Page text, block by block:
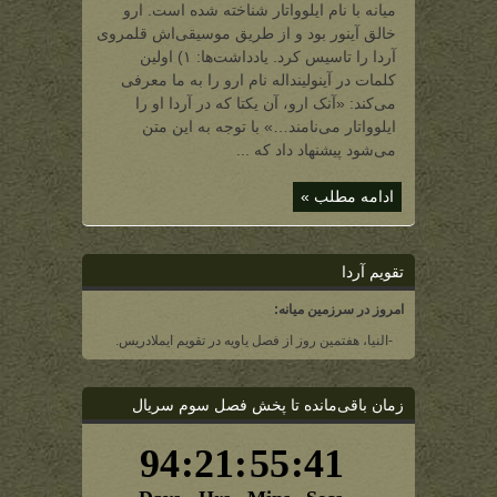
میانه با نام ایلوواتار شناخته شده است. ارو
خالق آینور بود و از طریق موسیقی‌اش قلمروی
آردا را تاسیس کرد. یادداشت‌ها‌: ۱) اولین
کلمات در آینولینداله نام ارو را به ما معرفی
می‌کند: «آنک ارو، آن یکتا که در آردا او را
ایلوواتار می‌نامند…» با توجه به این متن
‌می‌شود پیشنهاد داد که ...
ادامه مطلب »
تقویم آردا
امروز در سرزمین میانه:
-النیا، هفتمین روز از فصل یاویه در تقویم ایملادریس.
زمان باقی‌مانده تا پخش فصل سوم سریال